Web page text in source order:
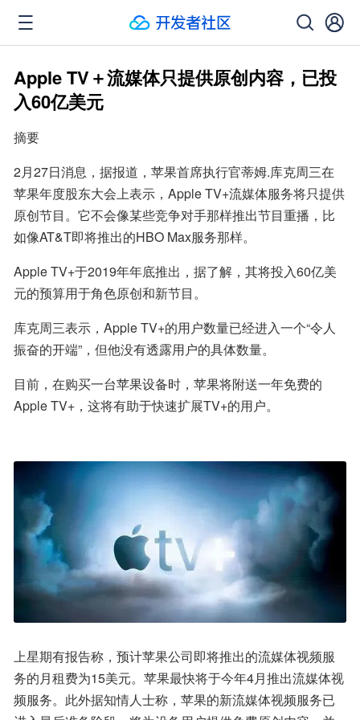
Apple TV＋流媒体只提供原创内容，已投
入60亿美元
摘要
2月27日消息，据报道，苹果首席执行官蒂姆.库克周三在
苹果年度股东大会上表示，Apple TV+流媒体服务将只提供
原创节目。它不会像某些竞争对手那样推出节目重播，比
如像AT&T即将推出的HBO Max服务那样。
Apple TV+于2019年年底推出，据了解，其将投入60亿美
元的预算用于角色原创和新节目。
库克周三表示，Apple TV+的用户数量已经进入一个“令人
振奋的开端”，但他没有透露用户的具体数量。
目前，在购买一台苹果设备时，苹果将附送一年免费的
Apple TV+，这将有助于快速扩展TV+的用户。
上星期有报告称，预计苹果公司即将推出的流媒体视频服
务的月租费为15美元。苹果最快将于今年4月推出流媒体视
频服务。此外据知情人士称，苹果的新流媒体视频服务已